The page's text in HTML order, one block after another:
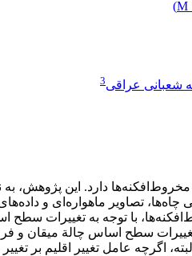
)
شعبانی عراقی3
دارد. این پژوهش،
چاه‌ها، تصاویر ماهواره‌ای و
با توجه به تغییرات
سطح اساس چالة میقان
اگرچه عامل تغییر اقلیم بر